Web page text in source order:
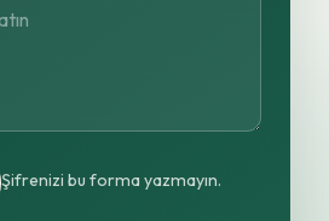
Şifrenizi bu forma yazmayın.